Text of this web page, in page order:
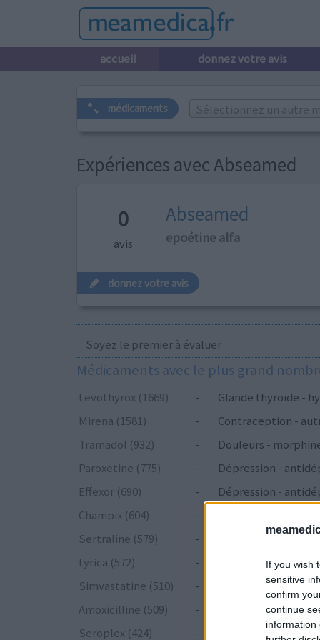
If you wish
sensitive
confirm
continue
information
accueil donnez votre avis
médicaments Sélectionnez un autre
Expériences avec Abseamed
0
avis
Abseamed
epoétine alfa
donnez votre avis
Soyez le premier à évaluer
Médicaments avec le plus grand
Levothyrox (1669) -
Glande thyroïde -
Mirena (1581)
-
Contraception -
Tramadol (932)
-
Douleurs -
Paroxetine (775)
-
Dépression -
Effexor (690)
-
Dépression -
Champix (604)
-
Sertraline (579)
-
Dépression -
Lyrica (572)
-
Simvastatine (510)
-
Cholestérol
Amoxicilline (509)
-
Antibiotiques -
Seroplex (424)
-
Dépression -